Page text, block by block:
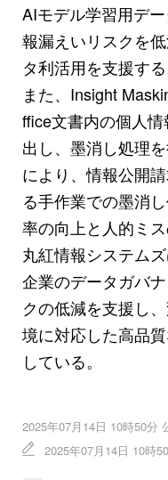
AIモデル学習用デ
報漏えいリスクを
タ利活用を支援する
また、Insight
ffice文書内の個人
出し、墨消し処理
により、情報公開
る手作業での墨消
率の向上と人的ミス
丸紅情報システム
企業のデータガバ
クの低減を支援し
境に対応した高品
している。
2025年07月14日 10時50分
2025年07月14日 10時